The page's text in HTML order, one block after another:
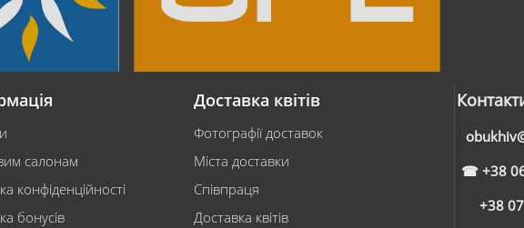
салонам
конфіденційності
бонусів
Доставка квітів
Фотографії доставок
Міста доставки
Співпраця
Доставка квітів
☎ +38
+38